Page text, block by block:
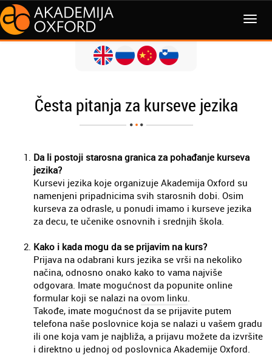
Česta pitanja za kurseve jezika
Da li postoji starosna granica za pohađanje kurseva
jezika?
Kursevi jezika koje organizuje Akademija Oxford su
namenjeni pripadnicima svih starosnih dobi. Osim
kurseva za odrasle, u ponudi imamo i kurseve jezika
za decu, te učenike osnovnih i srednjih škola.
Kako i kada mogu da se prijavim na kurs?
Prijava na odabrani kurs jezika se vrši na nekoliko
načina, odnosno onako kako to vama najviše
odgovara. Imate mogućnost da popunite online
formular koji se nalazi na ovom linku.
Takođe, imate mogućnost da se prijavite putem
telefona naše poslovnice koja se nalazi u vašem gradu
ili one koja vam je najbliža, a prijavu možete da izvršite
i direktno u jednoj od poslovnica Akademije Oxford.